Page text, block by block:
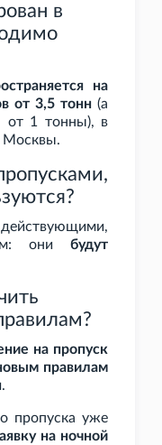
в
на
от 3,5 тонн (а
от 1
тонны), в
Москвы.
действующими,
они будут
на пропуск
правилам
.
пропуска уже
на ночной